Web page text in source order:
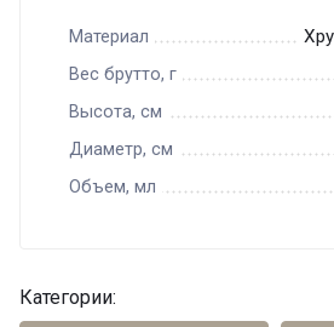
Материал
Вес брутто, г
Высота, см
Диаметр, см
Объем, мл
Категории: